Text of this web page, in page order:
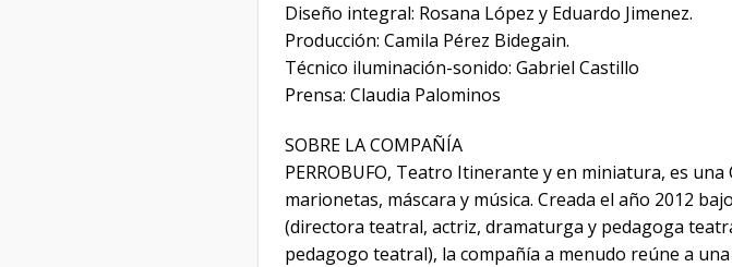
Diseño integral: Rosana López y Eduardo Jimenez.
Producción: Camila Pérez Bidegain.
Técnico iluminación-sonido: Gabriel Castillo
Prensa: Claudia Palominos
SOBRE LA COMPAÑÍA
PERROBUFO, Teatro Itinerante y en miniatura, es
marionetas, máscara y música. Creada el año 2012
(directora teatral, actriz, dramaturga y pedagoga
pedagogo teatral), la compañía a menudo reúne a